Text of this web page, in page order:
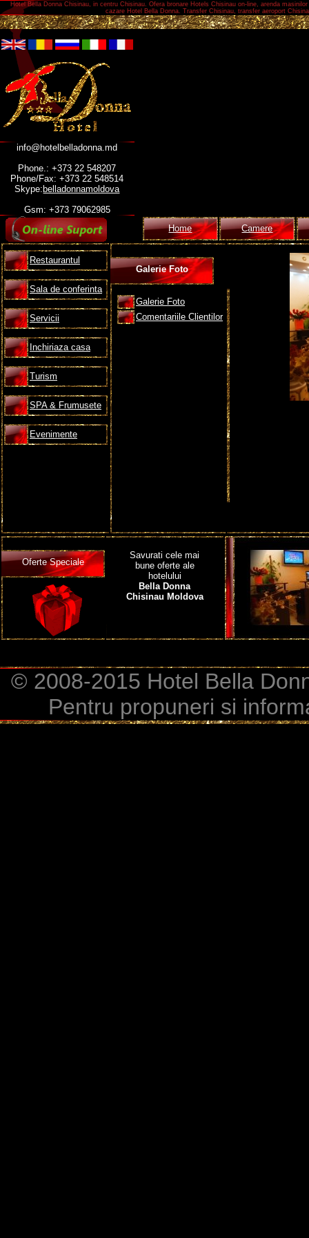
Hotel Bella Donna Chisinau, in centru Chisinau. Ofera bronare Hotels Chisinau on-line, arenda
cazare Hotel Bella Donna. Transfer Chisinau, transfer aeroport
info@hotelbelladonna.md
Phone.: +373 22 548207
Phone/Fax: +373 22 548514
Skype: belladonnamoldova
Gsm: +373 79062985
Home
Camere
Restaurantul
Sala de conferinta
Servicii
Inchiriaza casa
Turism
SPA & Frumusete
Evenimente
Galerie Foto
Galerie Foto
Comentariile Clientilor
Oferte Speciale
Savurati cele mai
bune oferte ale
hotelului
Bella Donna
Chisinau Moldova
© 2008-2015 Hotel Bella
Pentru propuneri si